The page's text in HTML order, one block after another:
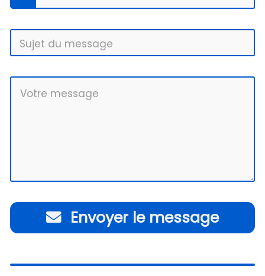
Envoyer le message